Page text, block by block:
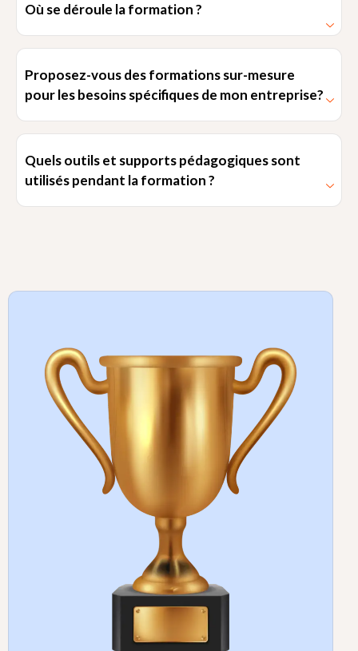
Où se déroule la formation ?
Proposez-vous des formations sur-mesure
pour les besoins spécifiques de mon entreprise?
Quels outils et supports pédagogiques sont
utilisés pendant la formation ?